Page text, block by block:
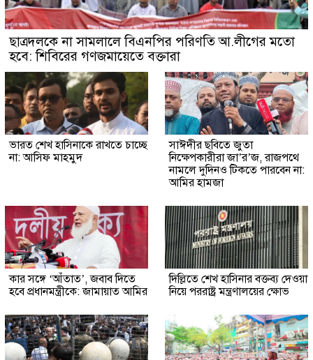
ছাত্রদলকে না সামলালে বিএনপির পরিণতি আ.লীগের মতো
হবে: শিবিরের গণজমায়েতে বক্তারা
ভারত শেখ হাসিনাকে রাখতে চাচ্ছে
না: আসিফ মাহমুদ
সাঈদীর ছবিতে জুতা
নিক্ষেপকারীরা জা’র’জ, রাজপথে
নামলে দুদিনও টিকতে পারবেন না:
আমির হামজা
কার সঙ্গে ‘আঁতাত’, জবাব দিতে
হবে প্রধানমন্ত্রীকে: জামায়াত আমির
দিল্লিতে শেখ হাসিনার বক্তব্য দেওয়া
নিয়ে পররাষ্ট্র মন্ত্রণালয়ের ক্ষোভ